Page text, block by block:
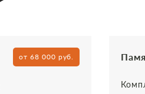
от 68 000 руб.